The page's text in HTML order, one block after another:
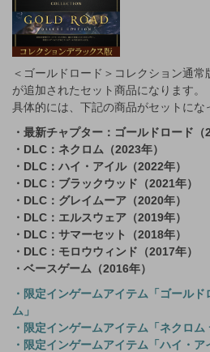
＜ゴールドロード＞コレクション通
が追加されたセット商品になります。
具体的には、下記の商品がセットにな
・最新チャプター：ゴールドロード（
・DLC：ネクロム（2023年）
・DLC：ハイ・アイル（2022年）
・DLC：ブラックウッド（2021年）
・DLC：グレイムーア（2020年）
・DLC：エルスウェア（2019年）
・DLC：サマーセット（2018年）
・DLC：モロウウィンド（2017年）
・ベースゲーム（2016年）
・限定インゲームアイテム「ゴール
ム」
・限定インゲームアイテム「ネクロム
・限定インゲームアイテム「ハイ・ア